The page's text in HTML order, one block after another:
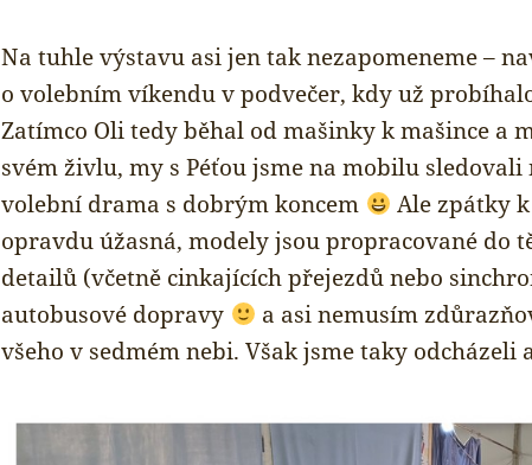
Na tuhle výstavu asi jen tak nezapomeneme –
o volebním víkendu v podvečer, kdy už
Zatímco Oli tedy běhal od mašinky k mašince a
svém živlu, my s Péťou jsme na mobilu
volební drama s dobrým koncem
Ale zpátky
opravdu úžasná, modely jsou propracované do
detailů (včetně cinkajících přejezdů nebo
autobusové dopravy
a asi nemusím
všeho v sedmém nebi. Však jsme taky odcházeli